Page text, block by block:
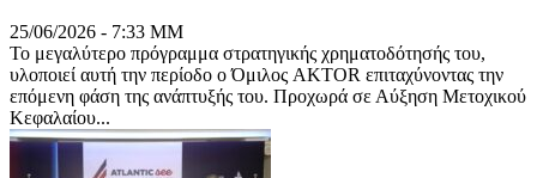
25/06/2026 - 7:33 ΜΜ
Το μεγαλύτερο πρόγραμμα στρατηγικής χρηματοδότησής του,
υλοποιεί αυτή την περίοδο o Όμιλος AKTOR επιταχύνοντας την
επόμενη φάση της ανάπτυξής του. Προχωρά σε Αύξηση Μετοχικού
Κεφαλαίου...